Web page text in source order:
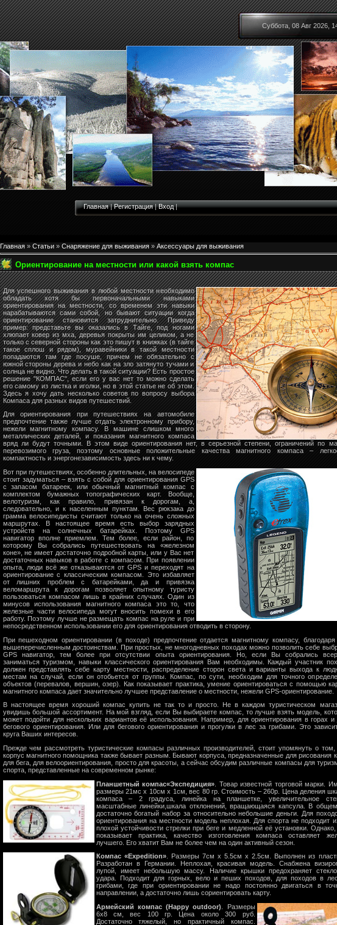
Суббота, 08 Авг 2026,
Главная|Регистрация|Вход|
Главная» Статьи» Снаряжение для выживания» Аксессуары для выживания
Ориентирование на местности или какой взять компас
Для успешного выживания в любой местности необходимо
обладать хотя бы первоначальными навыками
ориентирования на местности, со временем эти навыки
нарабатываются сами собой, но бывают ситуации когда
ориентирование становится затруднительно. Приведу
пример: представьте вы оказались в Тайге, под ногами
хлюпает ковер из мха, деревья покрыты им целиком, а не
только с северной стороны как это пишут в книжках (в тайге
такое сплош и рядом), муравейники в такой местности
попадаются там где посуше, причем не обязательно с
южной стороны дерева и небо как на зло затянуто тучами и
солнца не видно. Что делать в такой ситуации? Есть простое
решение "КОМПАС", если его у вас нет то можно сделать
его самому из листка и иголки, но в этой статье не об этом.
Здесь я хочу дать несколько советов по вопросу выбора
Компаса для разных видов путешествий.
Для ориентирования при путешествиях на автомобиле
предпочтение также лучше отдать электронному прибору,
нежели магнитному компасу. В машине слишком много
металлических деталей, и показания магнитного компаса
вряд ли будут точными. В этом виде ориентирования нет, в серьезной степени, ограничений по
перевозимого груза, поэтому основные положительные качества магнитного компаса –
компактность и энергонезависимость здесь ни к чему.
Вот при путешествиях, особенно длительных, на велосипеде
стоит задуматься – взять с собой для ориентирования GPS
с запасом батареек, или обычный магнитный компас с
комплектом бумажных топографических карт. Вообще,
велотуризм, как правило, привязан к дорогам, а,
следовательно, и к населенным пунктам. Вес рюкзака до
грамма велосипедисты считают только на очень сложных
маршрутах. В настоящее время есть выбор зарядных
устройств на солнечных батарейках. Поэтому GPS
навигатор вполне приемлем. Тем более, если район, по
которому Вы собрались путешествовать на «железном
коне», не имеет достаточно подробной карты, или у Вас нет
достаточных навыков в работе с компасом. При появлении
опыта, люди всё же отказываются от GPS и переходят на
ориентирование с классическим компасом. Это избавляет
от лишних проблем с батарейками, да и привязка
веломаршрута к дорогам позволяет опытному туристу
пользоваться компасом лишь в крайних случаях. Один из
минусов использования магнитного компаса это то, что
железные части велосипеда могут вносить помехи в его
работу. Поэтому лучше не размещать компас на руле и при
непосредственном использовании его для ориентирования отводить в сторону.
При пешеходном ориентировании (в походе) предпочтение отдается магнитному компасу, благодаря
вышеперечисленным достоинствам. При простых, не многодневных походах можно позволить себе
GPS навигатор, тем более при отсутствии опыта ориентирования. Но, если Вы собрались
заниматься туризмом, навыки классического ориентирования Вам необходимы. Каждый участник
должен представлять себе карту местности, распределение сторон света и варианты выхода к
местам на случай, если он отобьется от группы. Компас, по сути, необходим для точного
объектов (перевалов, вершин, озер). Как показывает практика, умение ориентироваться с помощью
магнитного компаса дает значительно лучшее представление о местности, нежели GPS-ориентирование.
В настоящее время хороший компас купить не так то и просто. Не в каждом туристическом
увидишь большой ассортимент. На мой взгляд, если Вы выбираете компас, то лучше взять модель,
может подойти для нескольких вариантов её использования. Например, для ориентирования в горах и
бегового ориентирования. Или для бегового ориентирования и прогулки в лес за грибами. Это
круга Ваших интересов.
Прежде чем рассмотреть туристические компасы различных производителей, стоит упомянуть о том,
корпус магнитного помощника также бывает разным. Бывают корпуса, предназначенные для рисования
для бега, для велоориентирования, просто для красоты, а сейчас обсудим различные компасы для
спорта, представленные на современном рынке:
Планшетный компас«Экспедиция» . Товар известной торговой марки.
размеры 21мс х 10см х 1см, вес 80 гр. Стоимость – 260р. Цена деления
компаса – 2 градуса, линейка на планшетке, увеличительное
масштабные линейки,шкала отклонений, вращающаяся капсула. В
достаточно богатый набор за относительно небольшие деньги. Для
ориентирования на местности модель неплохая. Для спорта не подходит
плохой устойчивости стрелки при беге и медленной её установки. Однако,
показывает практика, качество изготовления компаса оставляет
лучшего. Его хватит Вам не более чем на один активный сезон.
Компас «Expedition». Размеры 7см х 5.5см х 2.5см. Выполнен из
Разработан в Германии. Неплохая, красивая модель. Снабжена
лупой, имеет небольшую массу. Наличие крышки предохраняет
удара. Подходит для горных, вело и пеших походов, для походов в
грибами, где при ориентировании не надо постоянно двигаться в
направлении, а достаточно лишь сориентировать карту.
Армейский компас (Happy outdoor)
. Размеры
6х8 см, вес 100 гр. Цена около 300 руб.
Достаточно тяжелый, но практичный компас.